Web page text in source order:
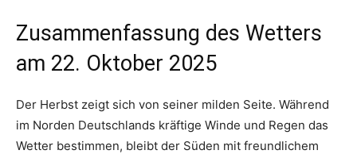
Zusammenfassung des Wetters
am 22. Oktober 2025
Der Herbst zeigt sich von seiner milden Seite. Während
im Norden Deutschlands kräftige Winde und Regen das
Wetter bestimmen, bleibt der Süden mit freundlichem